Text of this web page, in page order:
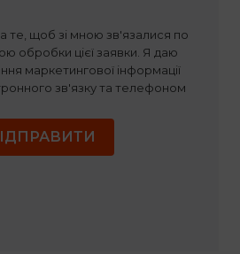
те, щоб зі мною зв'язалися по
обробки цієї заявки. Я даю
маркетингової інформації
зв'язку та телефоном